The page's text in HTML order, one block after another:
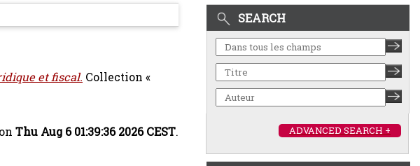
SEARCH
ADVANCED SEARCH +
et fiscal. Collection «
Thu Aug 6 01:39:36 2026 CEST.